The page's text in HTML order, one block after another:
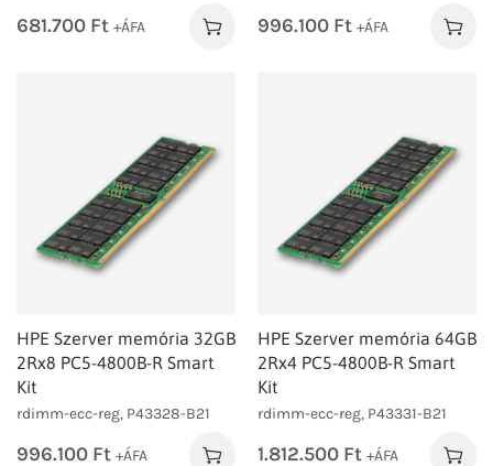
681.700 Ft +ÁFA 996.100 Ft +ÁFA
HPE Szerver memória 32GB
2Rx8 PC5-4800B-R Smart
Kit
rdimm-ecc-reg, P43328-B21
996.100 Ft +ÁFA
HPE Szerver memória 64GB
2Rx4 PC5-4800B-R Smart
Kit
rdimm-ecc-reg, P43331-B21
1.812.500 Ft +ÁFA